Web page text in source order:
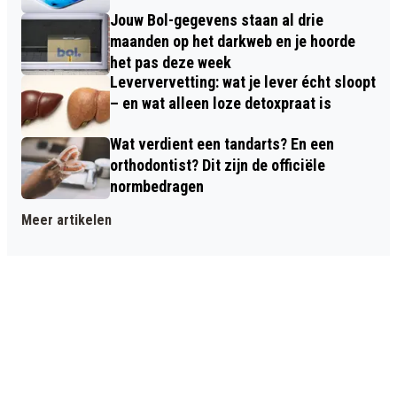
Jouw Bol-gegevens staan al drie
maanden op het darkweb en je hoorde
het pas deze week
Leververvetting: wat je lever écht sloopt
– en wat alleen loze detoxpraat is
Wat verdient een tandarts? En een
orthodontist? Dit zijn de officiële
normbedragen
Meer artikelen